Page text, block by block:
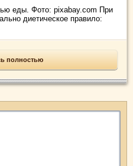
еды. Фото: pixabay.com При
диетическое правило:
полностью